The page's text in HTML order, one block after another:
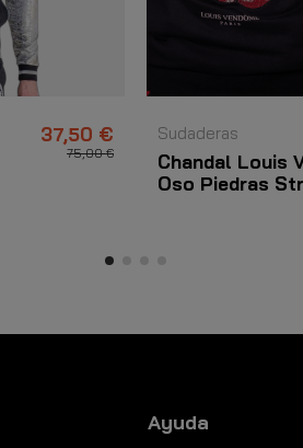
37,50 €
75,00 €
Sudaderas
Chandal Louis
Oso Piedras
Ayuda